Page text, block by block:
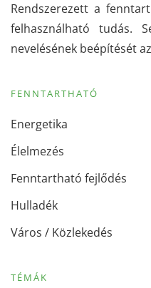
Rendszerezett a
felhasználható tudás.
nevelésének beépítését
FENNTARTHATÓ
Energetika
Élelmezés
Fenntartható fejlődés
Hulladék
Város / Közlekedés
TÉMÁK